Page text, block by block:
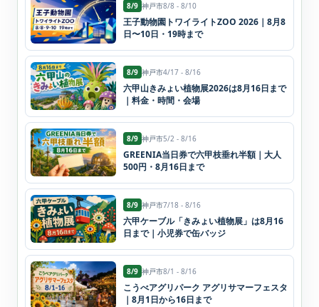
8/9 神戸市8/8 - 8/10
王子動物園トワイライトZOO 2026｜8月8
日〜10日・19時まで
8/9 神戸市4/17 - 8/16
六甲山きみょい植物展2026は8月16日まで
｜料金・時間・会場
8/9 神戸市5/2 - 8/16
GREENIA当日券で六甲枝垂れ半額｜大人
500円・8月16日まで
8/9 神戸市7/18 - 8/16
六甲ケーブル「きみょい植物展」は8月16
日まで｜小児券で缶バッジ
8/9 神戸市8/1 - 8/16
こうべアグリパーク アグリサマーフェスタ
｜8月1日から16日まで